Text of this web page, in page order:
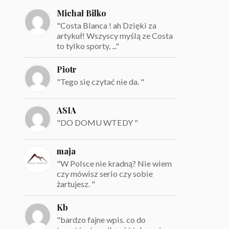
Michał Bilko
"Costa Blanca ! ah Dzięki za
artykuł! Wszyscy myślą ze Costa
to tylko sporty, ..."
Piotr
"Tego się czytać nie da. "
ASIA
"DO DOMU WTEDY "
maja
"W Polsce nie kradną? Nie wiem
czy mówisz serio czy sobie
żartujesz. "
Kb
"bardzo fajne wpis. co do